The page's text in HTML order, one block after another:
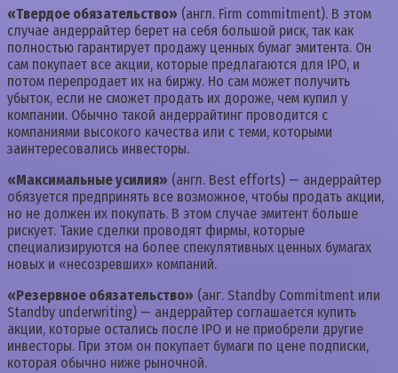
«Твердое обязательство» (англ. Firm commitment). В этом
случае андеррайтер берет на себя большой риск, так как
полностью гарантирует продажу ценных бумаг эмитента. Он
сам покупает все акции, которые предлагаются для IPO, и
потом перепродает их на биржу. Но сам может получить
убыток, если не сможет продать их дороже, чем купил у
компании. Обычно такой андеррайтинг проводится с
компаниями высокого качества или с теми, которыми
заинтересовались инвесторы.
«Максимальные усилия» (англ. Best efforts) — андеррайтер
обязуется предпринять все возможное, чтобы продать акции,
но не должен их покупать. В этом случае эмитент больше
рискует. Такие сделки проводят фирмы, которые
специализируются на более спекулятивных ценных бумагах
новых и «несозревших» компаний.
«Резервное обязательство» (анг. Standby Commitment или
Standby underwriting) — андеррайтер соглашается купить
акции, которые остались после IPO и не приобрели другие
инвесторы. При этом он покупает бумаги по цене подписки,
которая обычно ниже рыночной.